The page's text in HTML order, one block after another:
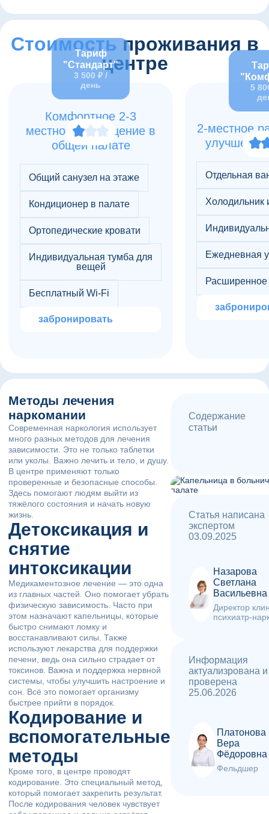
Стоимостьпроживания в
центре
Тариф
"Стандарт"
3 500 ₽ /
день
Комфортное 2-3
местное размещение в
общей палате
Общий санузел на этаже
Кондиционер в палате
Ортопедические кровати
Индивидуальная тумба для
вещей
Бесплатный Wi-Fi
забронировать
5
2-местное
Отдельная
Холодильник
Ежедневная
Методы лечения
наркомании
Современная наркология использует
много разных методов для лечения
зависимости. Это не только таблетки
или уколы. Важно лечить и тело, и душу.
В центре применяют только
проверенные и безопасные способы.
Здесь помогают людям выйти из
тяжёлого состояния и начать новую
жизнь.
Детоксикация и
снятие
интоксикации
Медикаментозное лечение — это одна
из главных частей. Оно помогает убрать
физическую зависимость. Часто при
этом назначают капельницы, которые
быстро снимают ломку и
восстанавливают силы. Также
используют лекарства для поддержки
печени, ведь она сильно страдает от
токсинов. Важна и поддержка нервной
системы, чтобы улучшить настроение и
сон. Всё это помогает организму
быстрее прийти в порядок.
Кодирование и
вспомогательные
методы
Кроме того, в центре проводят
кодирование. Это специальный метод,
который помогает закрепить результат.
После кодирования человек чувствует
Содержание
статьи
Статья написана
экспертом
03.09.2025
Назарова
Светлана
Васильевна
Директор
психиатр-
Информация
актуализрована и
проверена
25.06.2026
Платонова
Вера
Фёдоровна
Фельдшер